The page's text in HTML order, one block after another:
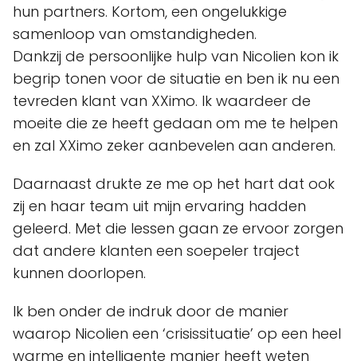
hun partners. Kortom, een ongelukkige
samenloop van omstandigheden.
Dankzij de persoonlijke hulp van Nicolien kon ik
begrip tonen voor de situatie en ben ik nu een
tevreden klant van XXimo. Ik waardeer de
moeite die ze heeft gedaan om me te helpen
en zal XXimo zeker aanbevelen aan anderen.
Daarnaast drukte ze me op het hart dat ook
zij en haar team uit mijn ervaring hadden
geleerd. Met die lessen gaan ze ervoor zorgen
dat andere klanten een soepeler traject
kunnen doorlopen.
Ik ben onder de indruk door de manier
waarop Nicolien een ‘crisissituatie’ op een heel
warme en intelligente manier heeft weten